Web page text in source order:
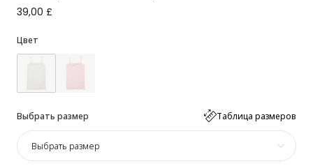
39,00 £
Цвет
Выбрать размер Таблица размеров
Выбрать размер